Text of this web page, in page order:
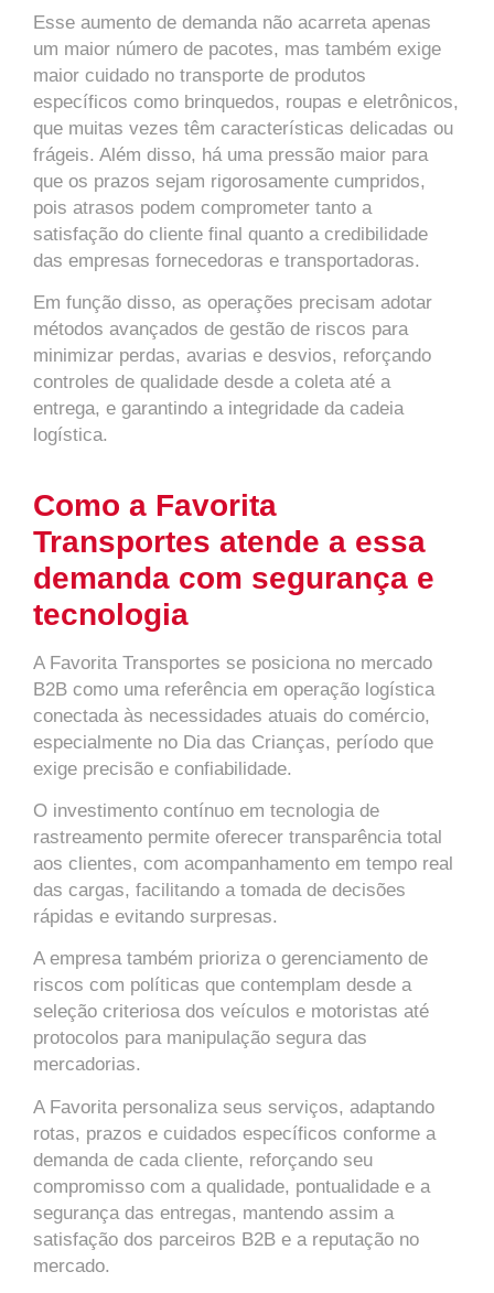
Esse aumento de demanda não acarreta apenas
um maior número de pacotes, mas também exige
maior cuidado no transporte de produtos
específicos como brinquedos, roupas e eletrônicos,
que muitas vezes têm características delicadas ou
frágeis. Além disso, há uma pressão maior para
que os prazos sejam rigorosamente cumpridos,
pois atrasos podem comprometer tanto a
satisfação do cliente final quanto a credibilidade
das empresas fornecedoras e transportadoras.
Em função disso, as operações precisam adotar
métodos avançados de gestão de riscos para
minimizar perdas, avarias e desvios, reforçando
controles de qualidade desde a coleta até a
entrega, e garantindo a integridade da cadeia
logística.
Como a Favorita
Transportes atende a essa
demanda com segurança e
tecnologia
A Favorita Transportes se posiciona no mercado
B2B como uma referência em operação logística
conectada às necessidades atuais do comércio,
especialmente no Dia das Crianças, período que
exige precisão e confiabilidade.
O investimento contínuo em tecnologia de
rastreamento permite oferecer transparência total
aos clientes, com acompanhamento em tempo real
das cargas, facilitando a tomada de decisões
rápidas e evitando surpresas.
A empresa também prioriza o gerenciamento de
riscos com políticas que contemplam desde a
seleção criteriosa dos veículos e motoristas até
protocolos para manipulação segura das
mercadorias.
A Favorita personaliza seus serviços, adaptando
rotas, prazos e cuidados específicos conforme a
demanda de cada cliente, reforçando seu
compromisso com a qualidade, pontualidade e a
segurança das entregas, mantendo assim a
satisfação dos parceiros B2B e a reputação no
mercado.